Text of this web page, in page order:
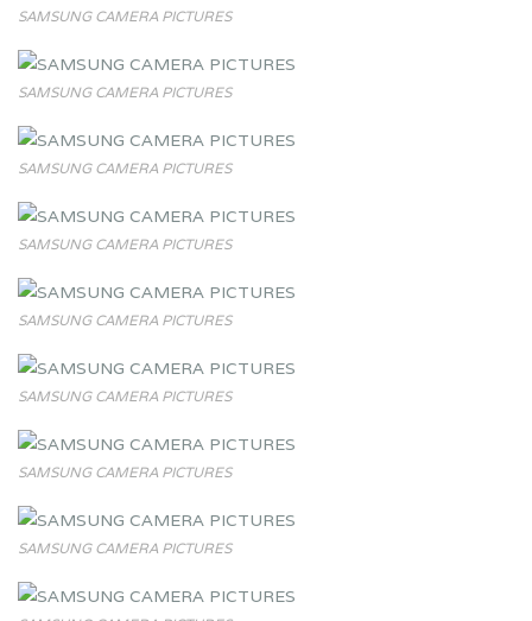
SAMSUNG CAMERA PICTURES
SAMSUNG CAMERA PICTURES
SAMSUNG CAMERA PICTURES
SAMSUNG CAMERA PICTURES
SAMSUNG CAMERA PICTURES
SAMSUNG CAMERA PICTURES
SAMSUNG CAMERA PICTURES
SAMSUNG CAMERA PICTURES